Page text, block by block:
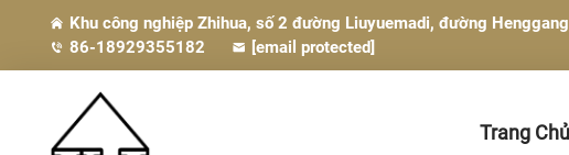
Khu công nghiệp Zhihua, số 2 đường Liuyuemadi, đường
86-18929355182
[email protected]
Trang Chủ